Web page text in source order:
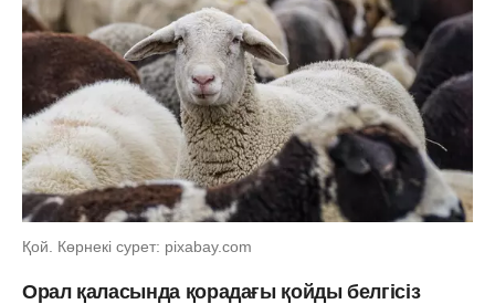
Қой. Көрнекі сурет: pixabay.com
Орал қаласында қорадағы қойды белгісіз